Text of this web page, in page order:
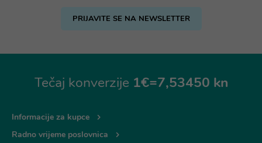
PRIJAVITE SE NA NEWSLETTER
Tečaj konverzije 1€=7,53450 kn
Informacije za kupce
Radno vrijeme poslovnica